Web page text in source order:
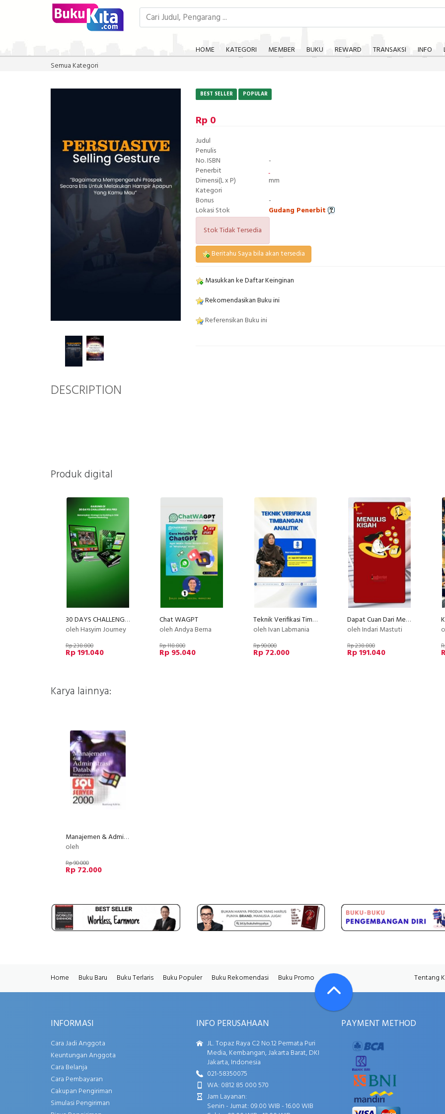
HOME KATEGORI MEMBER BUKU REWARD TRANSAKSI INFO
Semua Kategori
BEST SELLER POPULAR
Rp 0
Judul
Penulis
No. ISBN
-
Penerbit
Dimensi(L x P)
mm
Kategori
Bonus
-
Lokasi Stok
Gudang Penerbit
Stok Tidak Tersedia
Beritahu Saya bila akan tersedia
Masukkan ke Daftar Keinginan
Rekomendasikan Buku ini
Referensikan Buku ini
DESCRIPTION
Produk digital
30 DAYS CHALLENGE WA PRO - DAPATKAN RIBUAN PROSPEK DAN CUSTOMER LOYAL DALAM SEBULAN
oleh Hasyim Journey
Rp 238.800
Rp 191.040
Chat WAGPT
oleh Andya Berna
Rp 118.800
Rp 95.040
Teknik Verifikasi Timbangan Analitik
oleh Ivan Labmania
Rp 90.000
Rp 72.000
Dapat Cuan Dari Menulis Kisah
oleh Indari Mastuti
Rp 238.800
Rp 191.040
Karya lainnya:
Manajemen & Administrasi Database Menggunakan SQL Server 2000
oleh
Rp 90.000
Rp 72.000
Home Buku Baru Buku Terlaris Buku Populer Buku Rekomendasi Buku Promo Tentang
INFORMASI
Cara Jadi Anggota
Keuntungan Anggota
Cara Belanja
Cara Pembayaran
Cakupan Pengiriman
Simulasi Pengiriman
INFO PERUSAHAAN
JL. Topaz Raya C2 No.12 Permata Puri
Media, Kembangan, Jakarta Barat, DKI
Jakarta, Indonesia
021-58350075
WA: 0812 85 000 570
Jam Layanan:
Senin - Jumat: 09.00 WIB - 16.00 WIB
PAYMENT METHOD